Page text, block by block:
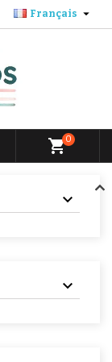
Français 
shopping_cart0